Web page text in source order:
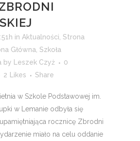
in Aktualności Strona
Główna Szkoła
by Leszek Czyż
0
2 Likes Share
w Szkole Podstawowej im.
w Lemanie odbyła się
rocznicę Zbrodni
miało na celu oddanie